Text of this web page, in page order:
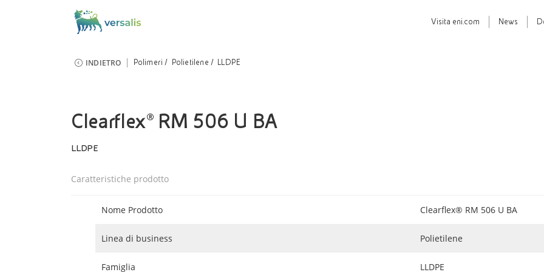
Visita eni.com News
INDIETRO Polimeri Polietilene LLDPE
Clearflex® RM 506 U BA
LLDPE
Caratteristiche prodotto
Nome Prodotto Clearflex® RM 506 U BA
Linea di business Polietilene
Famiglia LLDPE